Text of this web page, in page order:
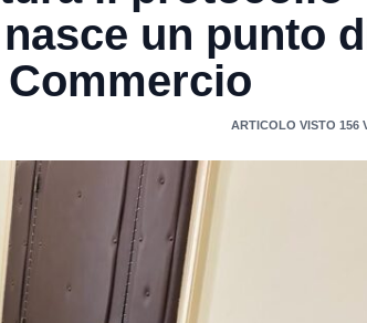
un punto
ARTICOLO VISTO 156